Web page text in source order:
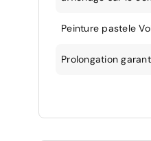
Peinture pastele
Prolongation
Sans assistance :